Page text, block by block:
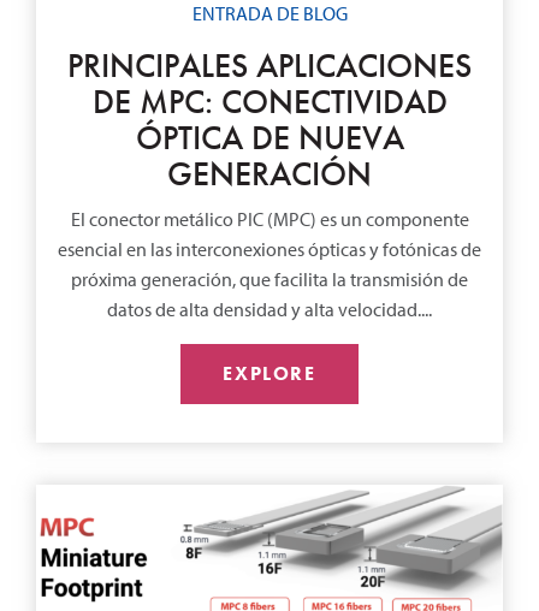
ENTRADA DE BLOG
PRINCIPALES APLICACIONES
DE MPC: CONECTIVIDAD
ÓPTICA DE NUEVA
GENERACIÓN
El conector metálico PIC (MPC) es un componente
esencial en las interconexiones ópticas y fotónicas de
próxima generación, que facilita la transmisión de
datos de alta densidad y alta velocidad....
EXPLORE